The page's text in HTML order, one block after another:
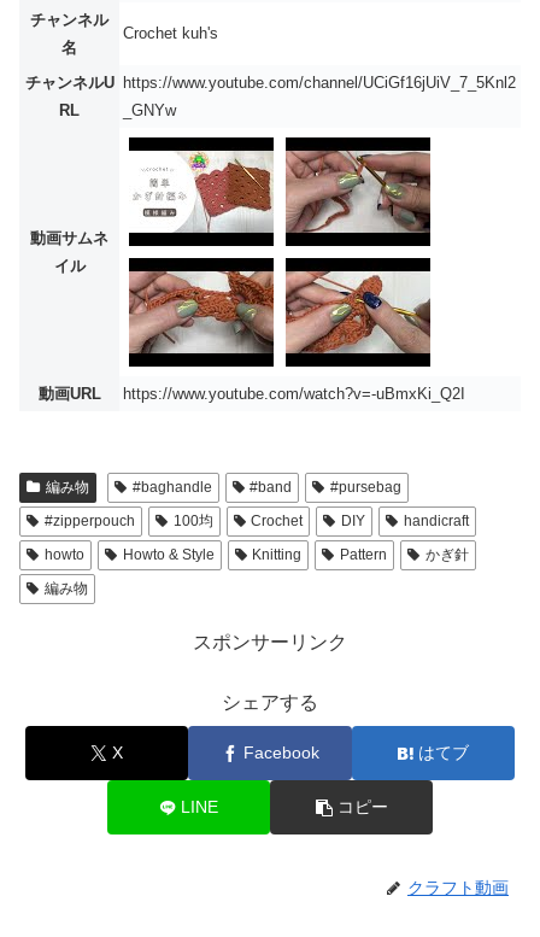
チャンネル
名
Crochet kuh's
チャンネルU
RL
https://www.youtube.com/channel/UCiGf16jUiV_7_5Knl2
_GNYw
動画サムネ
イル
動画URL https://www.youtube.com/watch?v=-uBmxKi_Q2I
編み物 #baghandle #band
#pursebag
#zipperpouch
100均 Crochet DIY
handicraft
howto
Howto & Style Knitting Pattern
かぎ針
編み物
スポンサーリンク
シェアする
X Facebook はてブ
LINE コピー
クラフト動画